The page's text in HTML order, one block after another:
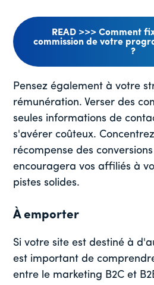
READ >>> Comment
commission de votre
?
Pensez également à votre
rémunération. Verser des
seules informations de
s'avérer coûteux.
récompense des
encouragera vos affiliés à
pistes solides.
À emporter
Si votre site est destiné à
est important de
entre le marketing B2C et